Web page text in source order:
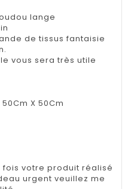
lange
de tissus fantaisie
vous sera très utile
X 50Cm
fois votre produit réalisé
urgent veuillez me